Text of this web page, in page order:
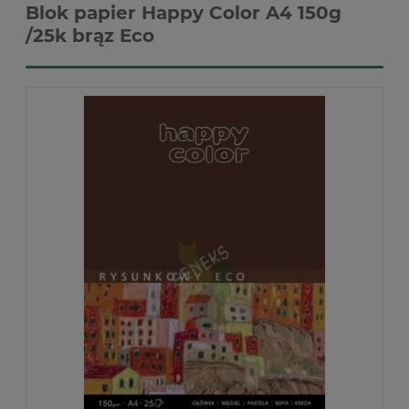
Blok papier Happy Color A4 150g
/25k brąz Eco